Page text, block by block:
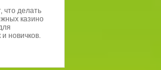
что делать
казино
новичков.